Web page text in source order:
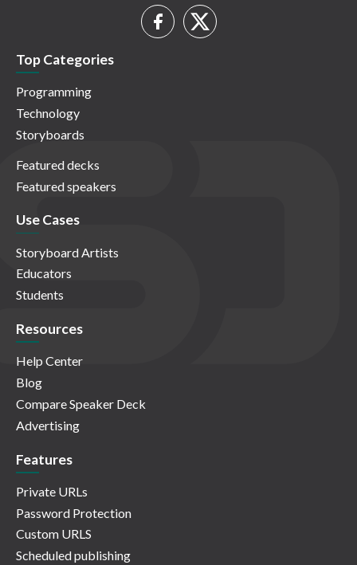
Top Categories
Programming
Technology
Storyboards
Featured decks
Featured speakers
Use Cases
Storyboard Artists
Educators
Students
Resources
Help Center
Blog
Compare Speaker Deck
Advertising
Features
Private URLs
Password Protection
Custom URLS
Scheduled publishing